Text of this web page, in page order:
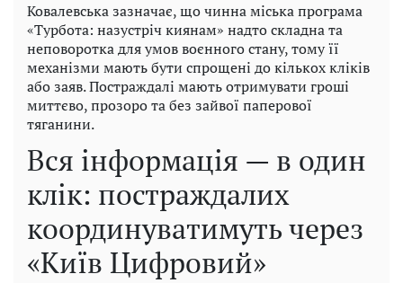
Ковалевська зазначає, що чинна міська програма
«Турбота: назустріч киянам» надто складна та
неповоротка для умов воєнного стану, тому її
механізми мають бути спрощені до кількох кліків
або заяв. Постраждалі мають отримувати гроші
миттєво, прозоро та без зайвої паперової
тяганини.
Вся інформація — в один
клік: постраждалих
координуватимуть через
«Київ Цифровий»